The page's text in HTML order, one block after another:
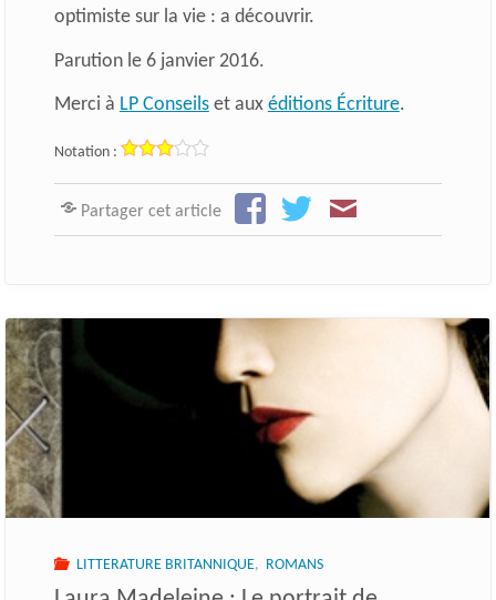
optimiste sur la vie : a découvrir.
Parution le 6 janvier 2016.
Merci à LP Conseilset aux éditions Écriture.
Notation :
Partager cet article
LITTERATURE BRITANNIQUE, ROMANS